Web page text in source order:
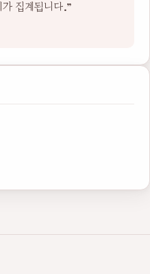
집계됩니다.”